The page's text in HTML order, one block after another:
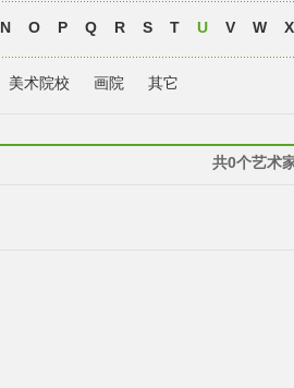
N O P Q R S T U V W X
美术院校 画院 其它
共0个艺术